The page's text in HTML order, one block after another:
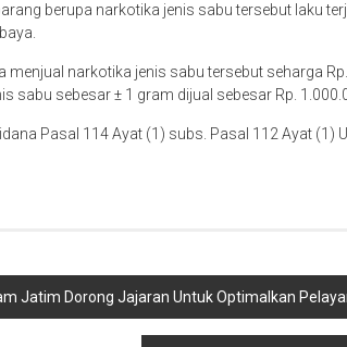
berupa narkotika jenis sabu tersebut laku
menjual narkotika jenis sabu tersebut seharga
sabu sebesar ± 1 gram dijual sebesar Rp.
Pasal 114 Ayat (1) subs. Pasal 112 Ayat (1)
Jatim Dorong Jajaran Untuk Optimalkan